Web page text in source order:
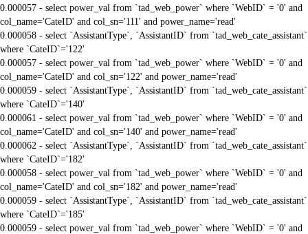
0.000057 - select power_val from `tad_web_power` where `WebID` = '0' and
col_name='CateID' and col_sn='111' and power_name='read'
0.000058 - select `AssistantType`, `AssistantID` from `tad_web_cate_assistant`
where `CateID`='122'
0.000057 - select power_val from `tad_web_power` where `WebID` = '0' and
col_name='CateID' and col_sn='122' and power_name='read'
0.000059 - select `AssistantType`, `AssistantID` from `tad_web_cate_assistant`
where `CateID`='140'
0.000061 - select power_val from `tad_web_power` where `WebID` = '0' and
col_name='CateID' and col_sn='140' and power_name='read'
0.000062 - select `AssistantType`, `AssistantID` from `tad_web_cate_assistant`
where `CateID`='182'
0.000058 - select power_val from `tad_web_power` where `WebID` = '0' and
col_name='CateID' and col_sn='182' and power_name='read'
0.000059 - select `AssistantType`, `AssistantID` from `tad_web_cate_assistant`
where `CateID`='185'
0.000059 - select power_val from `tad_web_power` where `WebID` = '0' and